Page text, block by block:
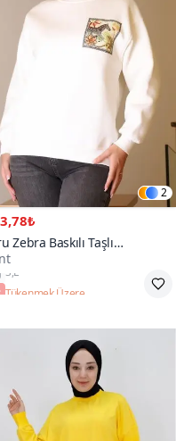
2
Zebra Baskılı Taşlı